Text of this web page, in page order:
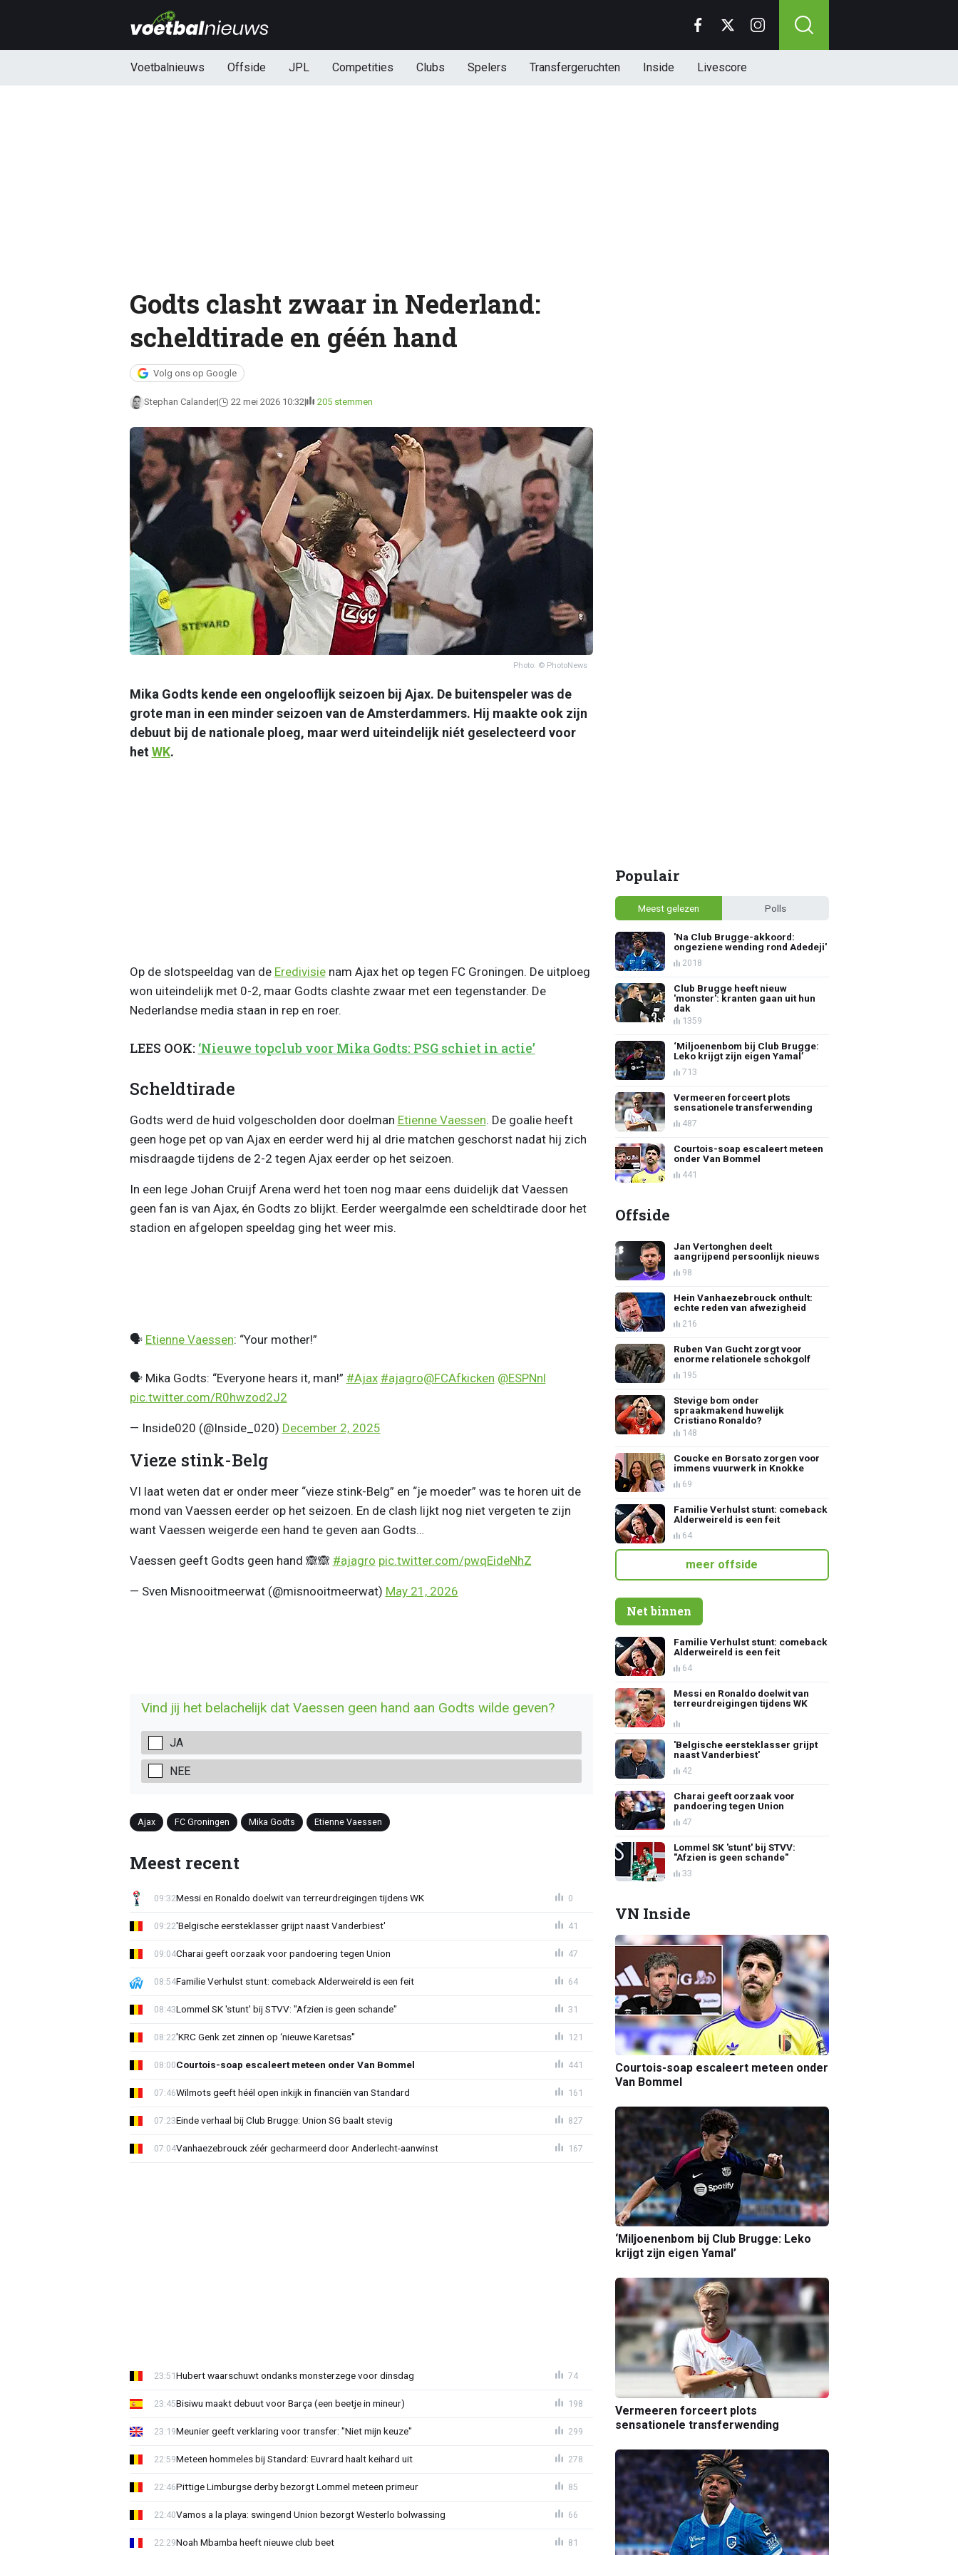
Voetbalnieuws Offside JPL Competities Clubs Spelers Transfergeruchten Inside Livescore
Godts clasht zwaar in Nederland:
scheldtirade en géén hand
Volg ons op Google
Stephan Calander 22 mei 2026 10:32 205 stemmen
Photo: © PhotoNews
Mika Godts kende een ongelooflijk seizoen bij Ajax. De buitenspeler was de
grote man in een minder seizoen van de Amsterdammers. Hij maakte ook zijn
debuut bij de nationale ploeg, maar werd uiteindelijk niét geselecteerd voor
hetWK.
Op de slotspeeldag van de Eredivisienam Ajax het op tegen FC Groningen. De uitploeg
won uiteindelijk met 0-2, maar Godts clashte zwaar met een tegenstander. De
Nederlandse media staan in rep en roer.
LEES OOK: ‘Nieuwe topclub voor Mika Godts: PSG schiet in actie’
Scheldtirade
Godts werd de huid volgescholden door doelman Etienne Vaessen. De goalie heeft
geen hoge pet op van Ajax en eerder werd hij al drie matchen geschorst nadat hij zich
misdraagde tijdens de 2-2 tegen Ajax eerder op het seizoen.
In een lege Johan Cruijf Arena werd het toen nog maar eens duidelijk dat Vaessen
geen fan is van Ajax, én Godts zo blijkt. Eerder weergalmde een scheldtirade door het
stadion en afgelopen speeldag ging het weer mis.
🗣️ Etienne Vaessen: “Your mother!”
🗣️ Mika Godts: “Everyone hears it, man!” #Ajax #ajagro@FCAfkicken @ESPNnl
pic.twitter.com/R0hwzod2J2
— Inside020 (@Inside_020) December 2, 2025
Vieze stink-Belg
VI laat weten dat er onder meer “vieze stink-Belg” en “je moeder” was te horen uit de
mond van Vaessen eerder op het seizoen. En de clash lijkt nog niet vergeten te zijn
want Vaessen weigerde een hand te geven aan Godts…
Vaessen geeft Godts geen hand 🙈🙈 #ajagro pic.twitter.com/pwqEideNhZ
— Sven Misnooitmeerwat (@misnooitmeerwat) May 21, 2026
Vind jij het belachelijk dat Vaessen geen hand aan Godts wilde geven?
JA
NEE
Ajax FC Groningen Mika Godts Etienne Vaessen
Meest recent
Messi en Ronaldo doelwit van terreurdreigingen tijdens WK
09:32 0
'Belgische eersteklasser grijpt naast Vanderbiest'
09:22 41
Charai geeft oorzaak voor pandoering tegen Union
09:04 47
Familie Verhulst stunt: comeback Alderweireld is een feit
08:54 64
Lommel SK 'stunt' bij STVV: "Afzien is geen schande"
08:43 31
'KRC Genk zet zinnen op ‘nieuwe Karetsas''
08:22 121
Courtois-soap escaleert meteen onder Van Bommel
08:00 441
Wilmots geeft héél open inkijk in financiën van Standard
07:46 161
Einde verhaal bij Club Brugge: Union SG baalt stevig
07:23 827
Vanhaezebrouck zéér gecharmeerd door Anderlecht-aanwinst
07:04 167
Hubert waarschuwt ondanks monsterzege voor dinsdag
23:51 74
Bisiwu maakt debuut voor Barça (een beetje in mineur)
23:45 198
Meunier geeft verklaring voor transfer: "Niet mijn keuze"
23:19 299
Meteen hommeles bij Standard: Euvrard haalt keihard uit
22:59 278
Pittige Limburgse derby bezorgt Lommel meteen primeur
22:46 85
Vamos a la playa: swingend Union bezorgt Westerlo bolwassing
22:40 66
Noah Mbamba heeft nieuwe club beet
22:29 81
Populair
Meest gelezen Polls
'Na Club Brugge-akkoord:
ongeziene wending rond Adedeji'
2018
Club Brugge heeft nieuw
'monster': kranten gaan uit hun
dak
1359
‘Miljoenenbom bij Club Brugge:
Leko krijgt zijn eigen Yamal’
713
Vermeeren forceert plots
sensationele transferwending
487
Courtois-soap escaleert meteen
onder Van Bommel
441
Offside
Jan Vertonghen deelt
aangrijpend persoonlijk nieuws
98
Hein Vanhaezebrouck onthult:
echte reden van afwezigheid
216
Ruben Van Gucht zorgt voor
enorme relationele schokgolf
195
Stevige bom onder
spraakmakend huwelijk
Cristiano Ronaldo?
148
Coucke en Borsato zorgen voor
immens vuurwerk in Knokke
69
Familie Verhulst stunt: comeback
Alderweireld is een feit
64
meer offside
Net binnen
Familie Verhulst stunt: comeback
Alderweireld is een feit
64
Messi en Ronaldo doelwit van
terreurdreigingen tijdens WK
'Belgische eersteklasser grijpt
naast Vanderbiest'
42
Charai geeft oorzaak voor
pandoering tegen Union
47
Lommel SK 'stunt' bij STVV:
"Afzien is geen schande"
33
VN Inside
Courtois-soap escaleert meteen onder
Van Bommel
‘Miljoenenbom bij Club Brugge: Leko
krijgt zijn eigen Yamal’
Vermeeren forceert plots
sensationele transferwending